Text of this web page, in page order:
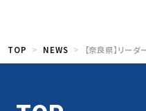
TOP NEWS 【奈良県】リー